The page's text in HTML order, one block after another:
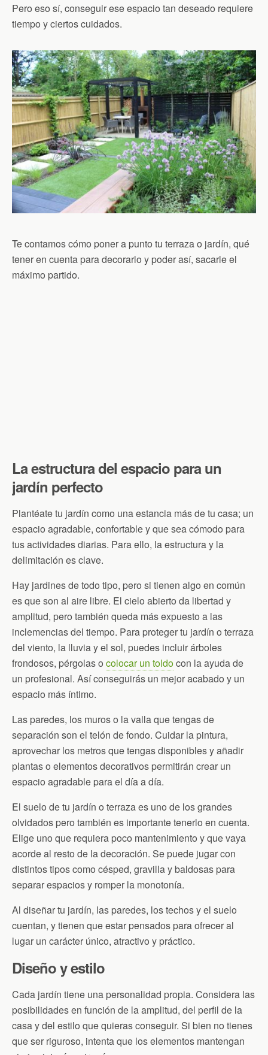
Pero eso sí, conseguir ese espacio tan deseado requiere
tiempo y ciertos cuidados.
Te contamos cómo poner a punto tu terraza o jardín, qué
tener en cuenta para decorarlo y poder así, sacarle el
máximo partido.
La estructura del espacio para un
jardín perfecto
Plantéate tu jardín como una estancia más de tu casa; un
espacio agradable, confortable y que sea cómodo para
tus actividades diarias. Para ello, la estructura y la
delimitación es clave.
Hay jardines de todo tipo, pero si tienen algo en común
es que son al aire libre. El cielo abierto da libertad y
amplitud, pero también queda más expuesto a las
inclemencias del tiempo. Para proteger tu jardín o terraza
del viento, la lluvia y el sol, puedes incluir árboles
frondosos, pérgolas o colocar un toldocon la ayuda de
un profesional. Así conseguirás un mejor acabado y un
espacio más íntimo.
Las paredes, los muros o la valla que tengas de
separación son el telón de fondo. Cuidar la pintura,
aprovechar los metros que tengas disponibles y añadir
plantas o elementos decorativos permitirán crear un
espacio agradable para el día a día.
El suelo de tu jardín o terraza es uno de los grandes
olvidados pero también es importante tenerlo en cuenta.
Elige uno que requiera poco mantenimiento y que vaya
acorde al resto de la decoración. Se puede jugar con
distintos tipos como césped, gravilla y baldosas para
separar espacios y romper la monotonía.
Al diseñar tu jardín, las paredes, los techos y el suelo
cuentan, y tienen que estar pensados para ofrecer al
lugar un carácter único, atractivo y práctico.
Diseño y estilo
Cada jardín tiene una personalidad propia. Considera las
posibilidades en función de la amplitud, del perfil de la
casa y del estilo que quieras conseguir. Si bien no tienes
que ser riguroso, intenta que los elementos mantengan